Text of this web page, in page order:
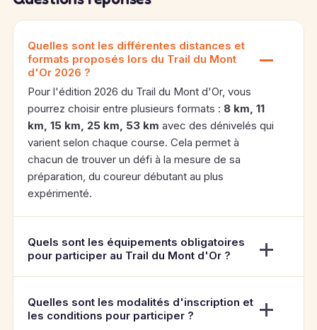
Quelles sont les différentes distances et
formats proposés lors du Trail du Mont
d'Or 2026 ?
Pour l'édition 2026 du Trail du Mont d'Or, vous
pourrez choisir entre plusieurs formats : 8 km, 11
km, 15 km, 25 km, 53 km avec des dénivelés qui
varient selon chaque course. Cela permet à
chacun de trouver un défi à la mesure de sa
préparation, du coureur débutant au plus
expérimenté.
Quels sont les équipements obligatoires
pour participer au Trail du Mont d'Or ?
Quelles sont les modalités d'inscription et
les conditions pour participer ?